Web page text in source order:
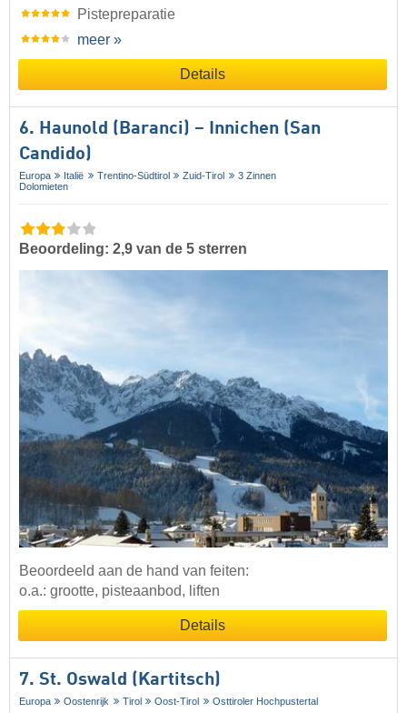
Pistepreparatie
meer »
Details
6. Haunold (Baranci) – Innichen (San
Candido)
Europa Italië Trentino-Südtirol Zuid-Tirol
3 Zinnen
Dolomieten
Beoordeling: 2,9 van de 5 sterren
Beoordeeld aan de hand van feiten:
o.a.: grootte, pisteaanbod, liften
Details
7. St. Oswald (Kartitsch)
Europa Oostenrijk Tirol Oost-Tirol Osttiroler Hochpustertal